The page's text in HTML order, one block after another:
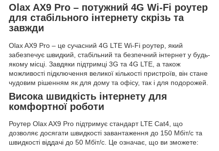
Olax AX9 Pro – потужний 4G Wi-Fi роутер
для стабільного інтернету скрізь та
завжди
Olax AX9 Pro – це сучасний 4G LTE Wi-Fi роутер, який
забезпечує швидкий, стабільний та безпечний інтернет у будь-
якому місці. Завдяки підтримці 3G та 4G LTE, а також
можливості підключення великої кількості пристроїв, він стане
чудовим рішенням як для дому та офісу, так і для подорожей.
Висока швидкість інтернету для
комфортної роботи
Роутер Olax AX9 Pro підтримує стандарт LTE Cat4, що
дозволяє досягати швидкості завантаження до 150 Мбіт/с та
швидкості віддачі до 50 Мбіт/с. Це означає, що ви зможете: